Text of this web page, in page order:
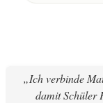
„Ich verbinde
damit Schüler